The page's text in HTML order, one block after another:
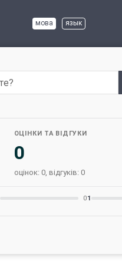
мова язык
ОЦІНКИ ТА ВІДГУКИ
0
оцінок: 0, відгуків: 0
01